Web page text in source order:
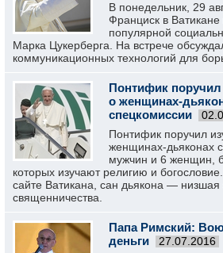
В понедельник, 29
Франциск в
популярной
Марка Цукерберга. На встрече
коммуникационных технологий для
Понтифик поручил
о женщинах-
спецкомиссии
Понтифик поручил
женщинах-дьяконах
мужчин и 6 женщин,
которых изучают религию и
сайте Ватикана, сан дьякона — низшая
священничества.
Папа Римский:
деньги
27.07.2016